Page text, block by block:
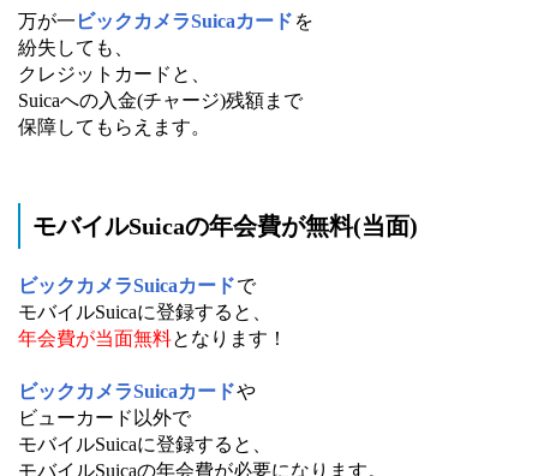
万が一 ビックカメラSuicaカード を
紛失しても、
クレジットカードと、
Suicaへの入金(チャージ)残額まで
保障してもらえます。
モバイルSuicaの年会費が無料(当面)
ビックカメラSuicaカードで
モバイルSuicaに登録すると、
年会費が当面無料となります！
ビックカメラSuicaカードや
ビューカード以外で
モバイルSuicaに登録すると、
モバイルSuicaの年会費が必要になります。